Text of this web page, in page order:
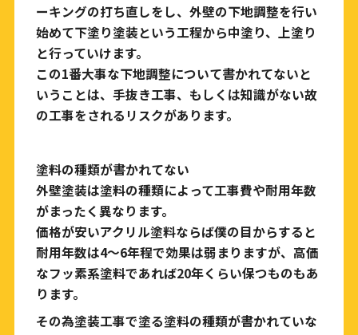
ーキングの打ち直しをし、外壁の下地調整を行い
始めて下塗り塗装という工程から中塗り、上塗り
と行っていけます。
この1番大事な下地調整について書かれてないと
いうことは、手抜き工事、もしくは知識がない故
の工事をされるリスクがあります。
塗料の種類が書かれてない
外壁塗装は塗料の種類によって工事費や耐用年数
がまったく異なります。
価格が安いアクリル塗料ならば僕の目からすると
耐用年数は4〜6年程で効果は弱まりますが、高価
なフッ素系塗料であれば20年くらい保つものもあ
ります。
その為塗装工事で塗る塗料の種類が書かれていな